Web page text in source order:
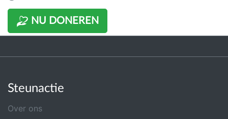
NU DONEREN
Steunactie
Over ons